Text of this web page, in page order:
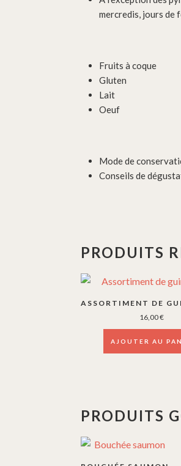
mercredis, jours de
Fruits à coque
Gluten
Lait
Oeuf
Mode de
Conseils de
PRODUITS
ASSORTIMENT DE
16,00€
AJOUTER AU
PRODUITS